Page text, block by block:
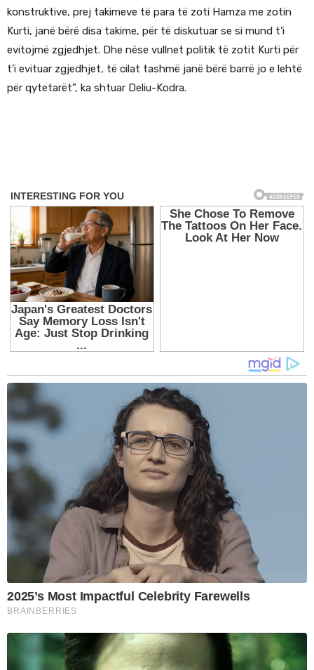
konstruktive, prej takimeve të para të zoti Hamza me zotin
Kurti, janë bërë disa takime, për të diskutuar se si mund t’i
evitojmë zgjedhjet. Dhe nëse vullnet politik të zotit Kurti për
t’i evituar zgjedhjet, të cilat tashmë janë bërë barrë jo e lehtë
për qytetarët”, ka shtuar Deliu-Kodra.